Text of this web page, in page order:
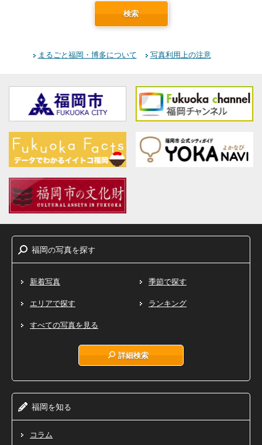
検索
まるごと福岡・博多について 写真利用上の注意
福岡の写真を探す
新着写真 季節で探す
エリアで探す ランキング
すべての写真を見る
詳細検索
福岡を知る
コラム